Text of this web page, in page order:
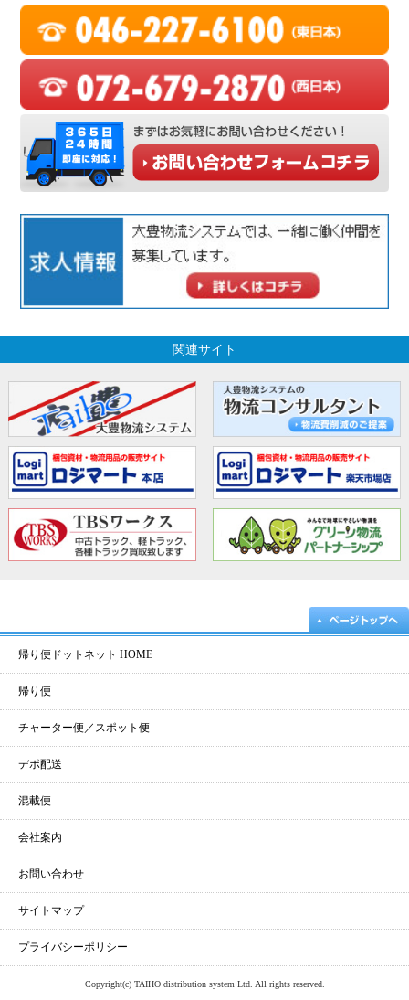
関連サイト
帰り便ドットネット HOME
帰り便
チャーター便／スポット便
デポ配送
混載便
会社案内
お問い合わせ
サイトマップ
プライバシーポリシー
Copyright(c) TAIHO distribution system Ltd. All rights reserved.